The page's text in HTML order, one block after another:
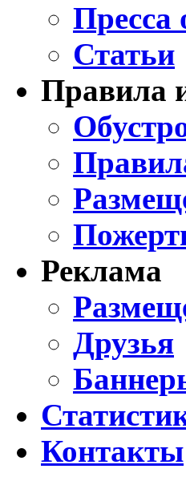
Пресса
Статьи
Правила
Реклама
Друзья
Контакты